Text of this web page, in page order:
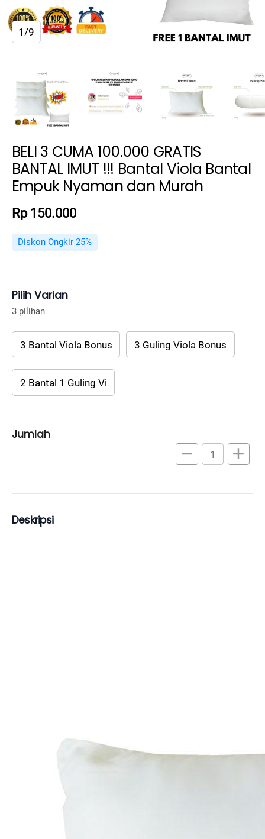
1/9
BELI 3 CUMA 100.000 GRATIS
BANTAL IMUT !!! Bantal Viola Bantal
Empuk Nyaman dan Murah
Rp 150.000
Diskon Ongkir 25%
Pilih Varian
3 pilihan
3 Bantal Viola Bonus 3 Guling Viola Bonus
2 Bantal 1 Guling Vi
Jumlah
remove add
Deskripsi